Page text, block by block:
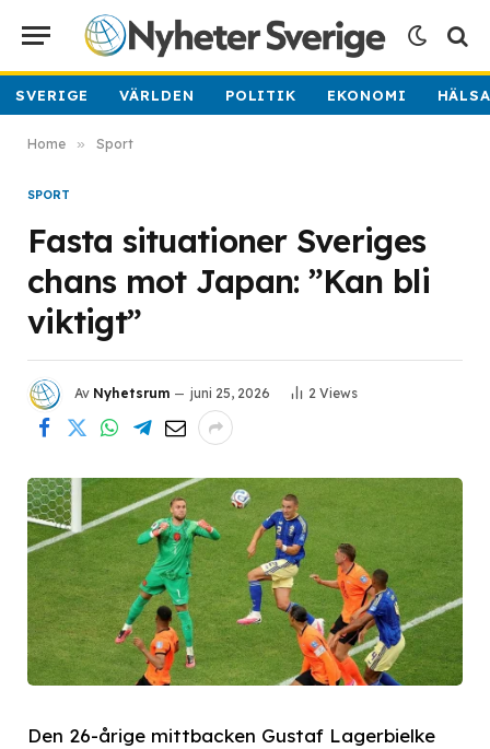
SVERIGE VÄRLDEN POLITIK EKONOMI
Home » Sport
SPORT
Fasta situationer Sveriges
chans mot Japan: ”Kan bli
viktigt”
Av Nyhetsrum juni 25, 2026 2 Views
Den 26-årige mittbacken Gustaf Lagerbielke